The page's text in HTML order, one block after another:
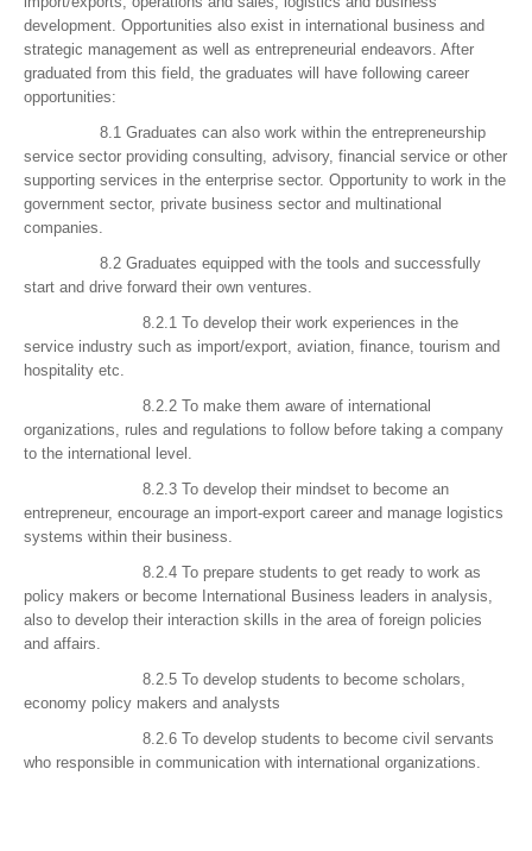
development. Opportunities also exist in international business and
strategic management as well as entrepreneurial endeavors. After
graduated from this field, the graduates will have following career
opportunities:
8.1 Graduates can also work within the entrepreneurship
service sector providing consulting, advisory, financial service or other
supporting services in the enterprise sector. Opportunity to work in the
government sector, private business sector and multinational
companies.
8.2 Graduates equipped with the tools and successfully
start and drive forward their own ventures.
8.2.1 To develop their work experiences in the
service industry such as import/export, aviation, finance, tourism and
hospitality etc.
8.2.2 To make them aware of international
organizations, rules and regulations to follow before taking a company
to the international level.
8.2.3 To develop their mindset to become an
entrepreneur, encourage an import-export career and manage logistics
systems within their business.
8.2.4 To prepare students to get ready to work as
policy makers or become International Business leaders in analysis,
also to develop their interaction skills in the area of foreign policies
and affairs.
8.2.5 To develop students to become scholars,
economy policy makers and analysts
8.2.6 To develop students to become civil servants
who responsible in communication with international organizations.